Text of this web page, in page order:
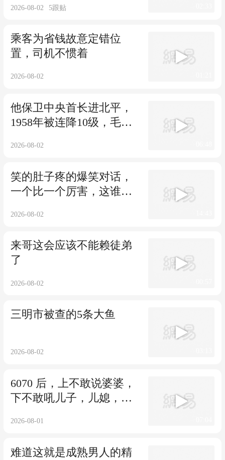
2026-08-02 5跟贴
乘客为省钱故意定错位
置，司机不惯着
2026-08-02
他保卫中央首长进北平，
1958年被连降10级，毛主
2026-08-02
笑的肚子疼的爆笑对话，
一个比一个厉害，这谁招
2026-08-02
来哥这会应该不能赖徒弟
了
2026-08-02
三明市被查的5条大鱼
2026-08-02
6070 后，上不敢说婆婆，
下不敢吼儿子，儿媳，真
2026-08-01
难道这就是成熟男人的精